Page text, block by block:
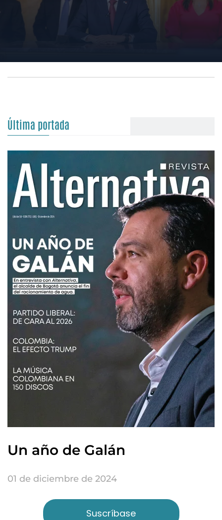
Última portada
Un año de Galán
01 de diciembre de 2024
Suscríbase